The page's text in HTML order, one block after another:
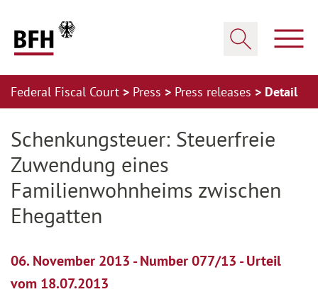
Federal Fiscal Court Press Press releases Detail
Schenkungsteuer: Steuerfreie
Zuwendung eines
Familienwohnheims zwischen
Ehegatten
06. November 2013 - Number 077/13 - Urteil
vom 18.07.2013